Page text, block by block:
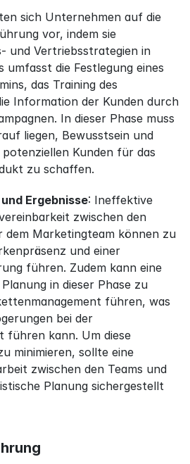
sich Unternehmen auf die
vor, indem sie
und Vertriebsstrategien in
umfasst die Festlegung eines
das Training des
Information der Kunden durch
In dieser Phase muss
liegen, Bewusstsein und
Kunden für das
zu schaffen.
Ergebnisse: Ineffektive
zwischen den
dem Marketingteam können zu
und einer
führen. Zudem kann eine
in dieser Phase zu
führen, was
bei der
führen kann. Um diese
minimieren, sollte eine
zwischen den Teams und
Planung sichergestellt